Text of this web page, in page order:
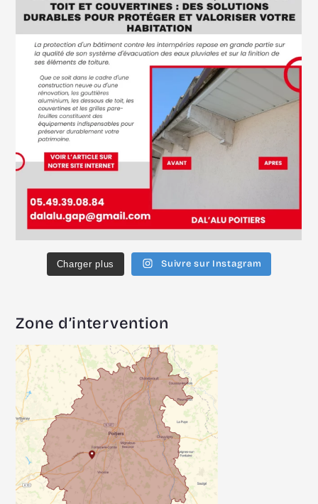
Charger plus Suivre sur Instagram
Zone d’intervention